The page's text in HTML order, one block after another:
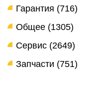
Гарантия (716)
Общее (1305)
Сервис (2649)
Запчасти (751)